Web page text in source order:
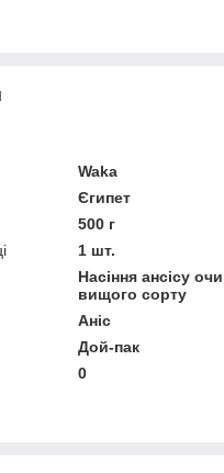
Waka
Єгипет
500 г
1 шт.
Насіння ансісу
вищого сорту
Аніс
Дой-пак
0